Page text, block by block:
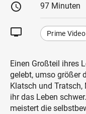
schedule 97 Minuten
tv Prime Video
Einen Großteil ihres
gelebt, umso größer
Klatsch und
ihr das Leben
meistert die